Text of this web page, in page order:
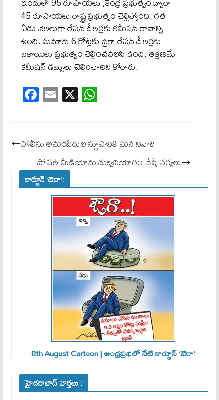
45 రూపాయలు రాష్ట్ర ప్రభుత్వం చెల్లిస్తోంది. గత
ఏడు నెలలుగా రేషన్ డీలర్లకు క‌మీష‌న్‌ రావాల్సి
ఉంది. సుమారు 6 కోట్లకు పైగా రేషన్ డీలర్లకు
బకాయిలు ప్రభుత్వం చెల్లించవలసి ఉంది. త‌క్ష‌ణ‌మే
క‌మీష‌న్ డ‌బ్బులు చెల్లించాల‌ని కోరారు.
Fa
ce
ok
E
m
X W
ha
A
pp
పోలీసు అమరవీరుల స్ధూపానికి ఘన నివాళి
సోషల్ మీడియాను దుర్వినియోగం చేస్తే చ‌ర్య‌లు
కార్టూన్ ‘ఔరా’:
8th August Cartoon | ఆంధ్రప్రభలో నేటి కార్టూన్ ‘ఔరా’
హైదరాబాద్ వార్తలు :